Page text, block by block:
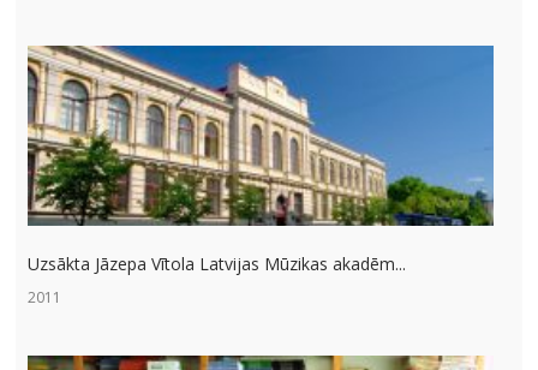
Uzsākta Jāzepa Vītola Latvijas Mūzikas akadēm...
2011